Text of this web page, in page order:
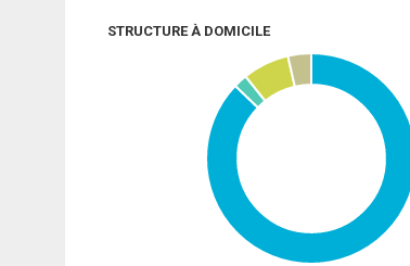
STRUCTURE À DOMICILE